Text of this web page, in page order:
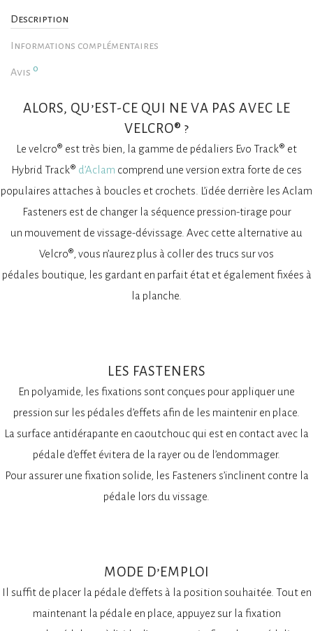
Description
Informations complémentaires
Avis 0
ALORS, QU’EST-CE QUI NE VA PAS AVEC LE
VELCRO® ?
Le velcro® est très bien, la gamme de pédaliers Evo Track® et
Hybrid Track® d’Aclam comprend une version extra forte de ces
populaires attaches à boucles et crochets. L’idée derrière les Aclam
Fasteners est de changer la séquence pression-tirage pour
un mouvement de vissage-dévissage. Avec cette alternative au
Velcro®, vous n’aurez plus à coller des trucs sur vos
pédales boutique, les gardant en parfait état et également fixées à
la planche.
LES FASTENERS
En polyamide, les fixations sont conçues pour appliquer une
pression sur les pédales d’effets afin de les maintenir en place.
La surface antidérapante en caoutchouc qui est en contact avec la
pédale d’effet évitera de la rayer ou de l’endommager.
Pour assurer une fixation solide, les Fasteners s’inclinent contre la
pédale lors du vissage.
MODE D’EMPLOI
Il suffit de placer la pédale d’effets à la position souhaitée. Tout en
maintenant la pédale en place, appuyez sur la fixation